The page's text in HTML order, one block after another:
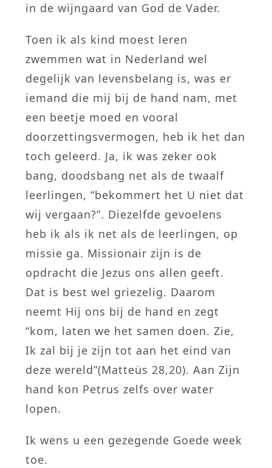
in de wijngaard van God de Vader.
Toen ik als kind moest leren
zwemmen wat in Nederland wel
degelijk van levensbelang is, was er
iemand die mij bij de hand nam, met
een beetje moed en vooral
doorzettingsvermogen, heb ik het dan
toch geleerd. Ja, ik was zeker ook
bang, doodsbang net als de twaalf
leerlingen, “bekommert het U niet dat
wij vergaan?”. Diezelfde gevoelens
heb ik als ik net als de leerlingen, op
missie ga. Missionair zijn is de
opdracht die Jezus ons allen geeft.
Dat is best wel griezelig. Daarom
neemt Hij ons bij de hand en zegt
“kom, laten we het samen doen. Zie,
Ik zal bij je zijn tot aan het eind van
deze wereld”(Matteüs 28,20). Aan Zijn
hand kon Petrus zelfs over water
lopen.
Ik wens u een gezegende Goede week
toe.